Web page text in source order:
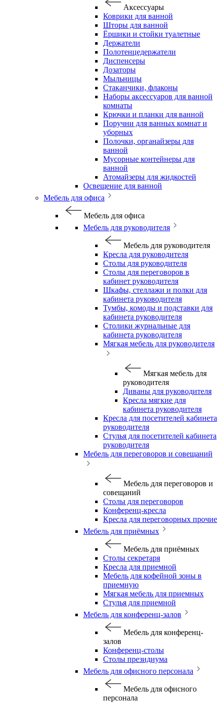
Аксессуары
Коврики для ванной
Шторы для ванной
Ёршики и стойки туалетные
Держатели
Полотенцедержатели
Диспенсеры
Дозаторы
Мыльницы
Стаканчики, флаконы
Наборы аксессуаров для ванной
комнаты
Крючки и планки для ванной
Поручни для ванных комнат и
уборных
Полочки, органайзеры для
ванной
Мусорные контейнеры для
ванной
Атомайзеры для жидкостей
Освещение для ванной
Мебель для офиса
Мебель для офиса
Мебель для руководителя
Мебель для руководителя
Кресла для руководителя
Столы для руководителя
Столы для переговоров в
кабинет руководителя
Шкафы, стеллажи и полки для
кабинета руководителя
Тумбы, комоды и подставки для
кабинета руководителя
Столики журнальные для
кабинета руководителя
Мягкая мебель для руководителя
Мягкая мебель для
руководителя
Диваны для руководителя
Кресла мягкие для
кабинета руководителя
Кресла для посетителей кабинета
руководителя
Стулья для посетителей кабинета
руководителя
Мебель для переговоров и совещаний
Мебель для переговоров и
совещаний
Столы для переговоров
Конференц-кресла
Кресла для переговорных прочие
Мебель для приёмных
Мебель для приёмных
Столы секретаря
Кресла для приемной
Мебель для кофейной зоны в
приемную
Мягкая мебель для приемных
Стулья для приемной
Мебель для конференц-залов
Мебель для конференц-
залов
Конференц-столы
Столы президиума
Мебель для офисного персонала
Мебель для офисного
персонала